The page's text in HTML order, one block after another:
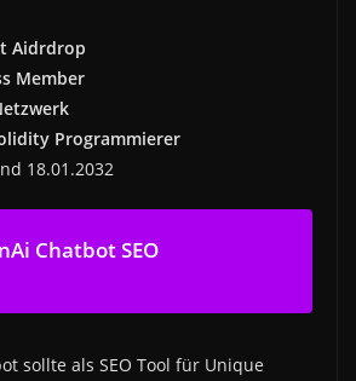
Aidrdrop
Member
Programmierer
18.01.2032
Chatbot SEO
sollte als SEO Tool für Unique